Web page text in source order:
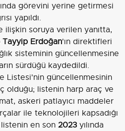
görevini yerine getirmesi
yapıldı.
ilişkin soruya verilen yanıtta,
Tayyip Erdoğan'ın direktifleri
sisteminin güncellenmesine
sürdüğü kaydedildi.
Listesi'nin güncellenmesinin
olduğu; listenin harp araç ve
askeri patlayıcı maddeler
ile teknolojileri kapsadığı
en son 2023 yılında